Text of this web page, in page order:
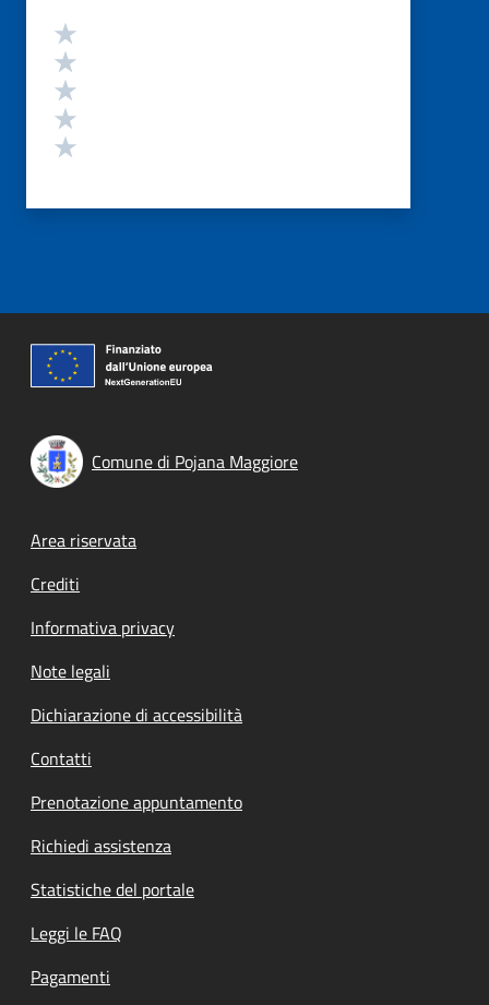
Valutazione
Comune di Pojana Maggiore
Footer menu
Area riservata
Crediti
Informativa privacy
Note legali
Dichiarazione di accessibilità
Contatti
Prenotazione appuntamento
Richiedi assistenza
Statistiche del portale
Leggi le FAQ
Pagamenti